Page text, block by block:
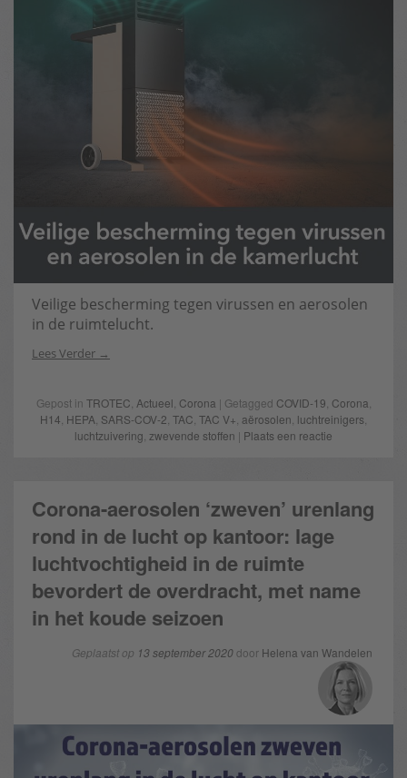
Veilige bescherming tegen virussen en aerosolen
in de ruimtelucht.
Lees Verder
Gepost in TROTEC Actueel Corona | Getagged COVID-19 Corona
H14 HEPA SARS-COV-2 TAC TAC V+ aërosolen luchtreinigers
luchtzuivering zwevende stoffen | Plaats een reactie
Corona-aerosolen ‘zweven’ urenlang
rond in de lucht op kantoor: lage
luchtvochtigheid in de ruimte
bevordert de overdracht, met name
in het koude seizoen
Geplaatst op 13 september 2020door Helena van Wandelen